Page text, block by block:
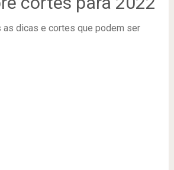
as dicas e cortes que podem ser